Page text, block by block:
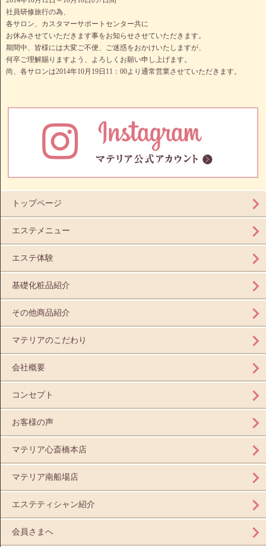
社員研修旅行の為、
各サロン、カスタマーサポートセンター共に
お休みさせていただきます事をお知らせさせていただきます。
期間中、皆様には大変ご不便、ご迷惑をおかけいたしますが、
何卒ご理解賜りますよう、よろしくお願い申し上げます。
尚、各サロンは2014年10月19日11：00より通常営業させていただきます。
トップページ
エステメニュー
エステ体験
基礎化粧品紹介
その他商品紹介
マテリアのこだわり
会社概要
コンセプト
お客様の声
マテリア心斎橋本店
マテリア南船場店
エステティシャン紹介
会員さまへ